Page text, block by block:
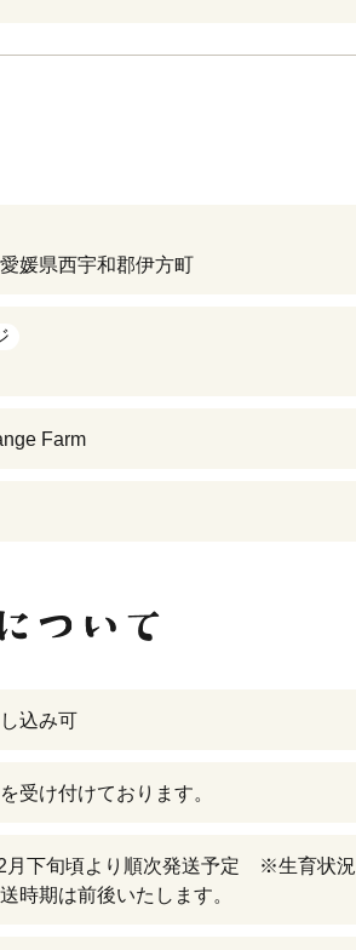
愛媛県西宇和郡伊方町
Farm
込み可
受け付けております。
月下旬頃より順次発送予定 ※生育状況
時期は前後いたします。